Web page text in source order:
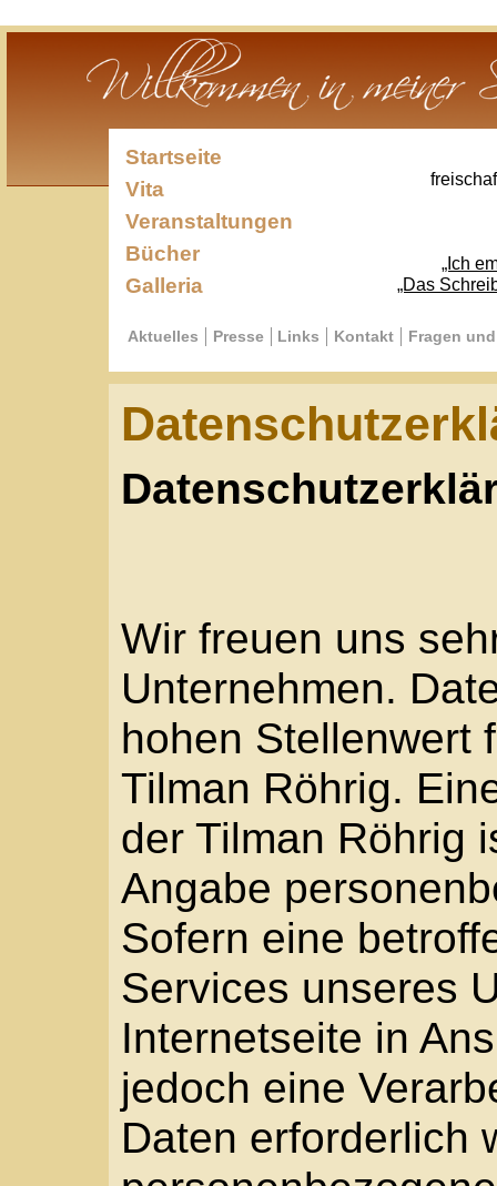
Vita
Veranstaltungen
Bücher
Galleria
Aktuelles Presse Fragen und
hohen Stellenwert für
Tilman Röhrig. Eine
der Tilman Röhrig ist
Angabe
Sofern eine
Services unseres
Internetseite in
jedoch eine
Daten erforderlich
personenbezogener
besteht für eine
gesetzliche
Einwilligung der